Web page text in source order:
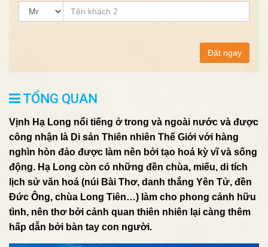
Đặt ngay
TỔNG QUAN
Vịnh Hạ Long nổi tiếng ở trong và ngoài nước và được
công nhận là Di sản Thiên nhiên Thế Giới với hàng
nghìn hòn đảo được làm nên bởi tạo hoá kỳ vĩ và sống
động. Hạ Long còn có những đền chùa, miếu, di tích
lịch sử văn hoá (núi Bài Thơ, danh thắng Yên Tử, đền
Đức Ông, chùa Long Tiên…) làm cho phong cảnh hữu
tình, nên thơ bởi cảnh quan thiên nhiên lại càng thêm
hấp dẫn bởi bàn tay con người.